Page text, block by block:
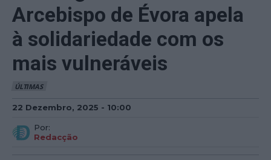
Arcebispo de Évora apela
à solidariedade com os
mais vulneráveis
ÚLTIMAS
22 Dezembro, 2025 - 10:00
Por:
Redacção